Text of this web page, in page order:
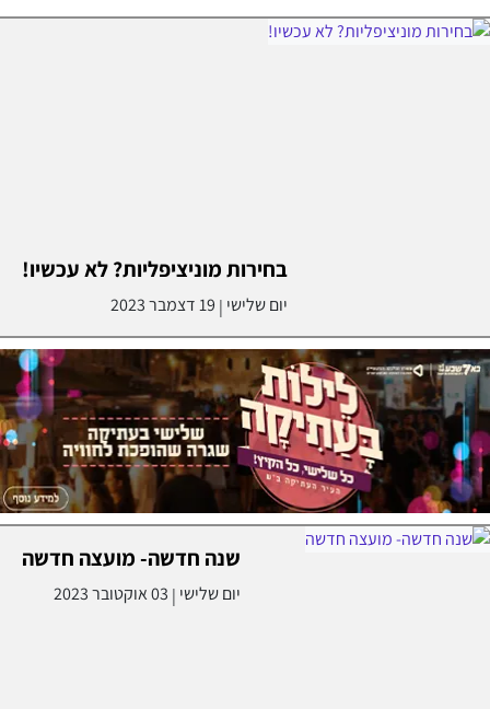
בחירות מוניציפליות? לא עכשיו!
יום שלישי | 19 דצמבר 2023
שנה חדשה- מועצה חדשה
יום שלישי | 03 אוקטובר 2023